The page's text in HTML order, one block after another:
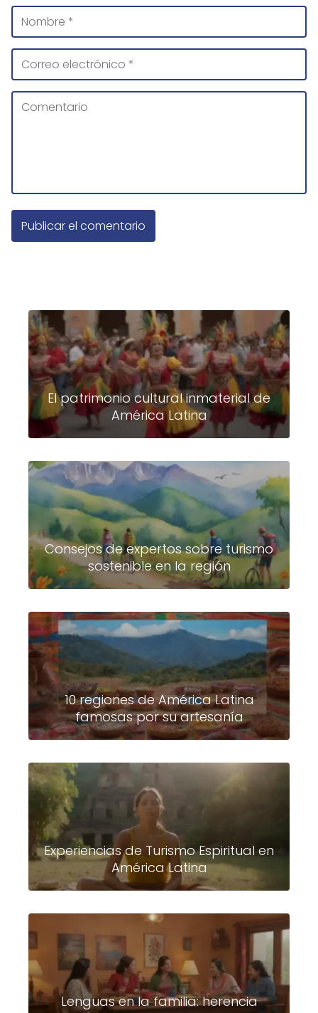
El patrimonio cultural inmaterial de
América Latina
Consejos de expertos sobre turismo
sostenible en la región
10 regiones de América Latina
famosas por su artesanía
Experiencias de Turismo Espiritual en
América Latina
Lenguas en la familia: herencia